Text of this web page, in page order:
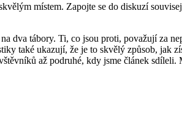
místem. Zapojte se do diskuzí
dva tábory. Ti, co jsou proti, považují za
také ukazují, že je to skvělý způsob, jak
až podruhé, kdy jsme článek